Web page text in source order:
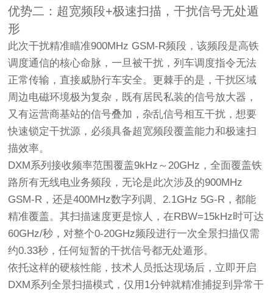
优势二：超宽频段+极速扫描，干扰信号无处遁
形
此次干扰精准瞄准900MHz GSM-R频段，该频段是高铁
调度通信的核心命脉，一旦被干扰，列车调度指令无法
正常传输，直接威胁行车安全。更棘手的是，干扰区域
周边电磁环境极为复杂，既有居民私装的信号放大器，
又有运营商基站的信号叠加，杂乱信号相互干扰，想要
快速锁定干扰源，必须具备超宽频段覆盖能力和极速扫
描效率。
DXM系列接收频率范围覆盖9kHz～20GHz，全面覆盖铁
路所有无线电业务频段，无论是此次涉及的900MHz
GSM-R，还是400MHz数字列调、2.1GHz 5G-R，都能
精准覆盖。其扫描速度更是惊人，在RBW=15kHz时可达
60GHz/秒，对整个0-20GHz频段进行一次全景扫描仅需
约0.33秒，任何短暂的干扰信号都无处遁形。
依托这样的硬核性能，技术人员抵达现场后，立即开启
DXM系列全景扫描模式，仅用1分钟就精准捕捉到异常干